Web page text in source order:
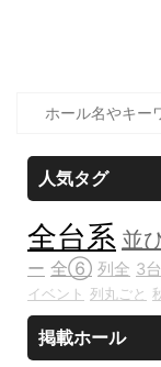
人気タグ
全台系 並
ー 全⑥ 列全 3
イベント 列丸ごと
掲載ホール